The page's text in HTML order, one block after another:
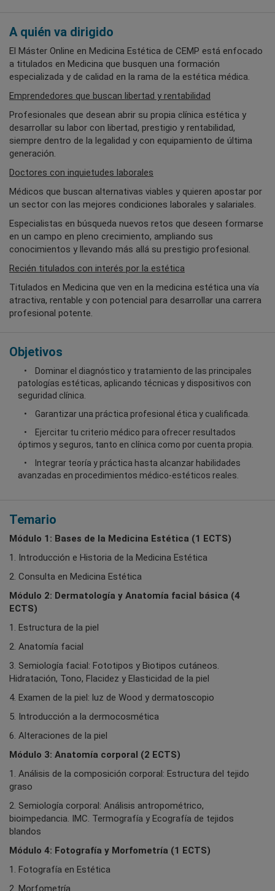
A quién va dirigido
El Máster Online en Medicina Estética de CEMP está enfocado
a titulados en Medicina que busquen una formación
especializada y de calidad en la rama de la estética médica.
Emprendedores que buscan libertad y rentabilidad
Profesionales que desean abrir su propia clínica estética y
desarrollar su labor con libertad, prestigio y rentabilidad,
siempre dentro de la legalidad y con equipamiento de última
generación.
Doctores con inquietudes laborales
Médicos que buscan alternativas viables y quieren apostar por
un sector con las mejores condiciones laborales y salariales.
Especialistas en búsqueda nuevos retos que deseen formarse
en un campo en pleno crecimiento, ampliando sus
conocimientos y llevando más allá su prestigio profesional.
Recién titulados con interés por la estética
Titulados en Medicina que ven en la medicina estética una vía
atractiva, rentable y con potencial para desarrollar una carrera
profesional potente.
Objetivos
Dominar el diagnóstico y tratamiento de las principales
patologías estéticas, aplicando técnicas y dispositivos con
seguridad clínica.
Garantizar una práctica profesional ética y cualificada.
Ejercitar tu criterio médico para ofrecer resultados
óptimos y seguros, tanto en clínica como por cuenta propia.
Integrar teoría y práctica hasta alcanzar habilidades
avanzadas en procedimientos médico-estéticos reales.
Temario
Módulo 1: Bases de la Medicina Estética (1 ECTS)
1. Introducción e Historia de la Medicina Estética
2. Consulta en Medicina Estética
Módulo 2: Dermatología y Anatomía facial básica (4
ECTS)
1. Estructura de la piel
2. Anatomía facial
3. Semiología facial: Fototipos y Biotipos cutáneos.
Hidratación, Tono, Flacidez y Elasticidad de la piel
4. Examen de la piel: luz de Wood y dermatoscopio
5. Introducción a la dermocosmética
6. Alteraciones de la piel
Módulo 3: Anatomía corporal (2 ECTS)
1. Análisis de la composición corporal: Estructura del tejido
graso
2. Semiología corporal: Análisis antropométrico,
bioimpedancia. IMC. Termografía y Ecografía de tejidos
blandos
Módulo 4: Fotografía y Morfometría (1 ECTS)
1. Fotografía en Estética
2. Morfometría